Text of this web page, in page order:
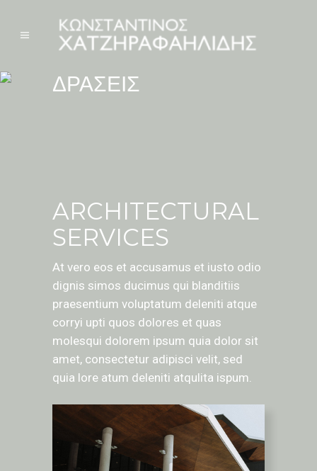
ΔΡΑΣΕΙΣ
ARCHITECTURAL
SERVICES
At vero eos et accusamus et iusto odio
dignis simos ducimus qui blanditiis
praesentium voluptatum deleniti atque
corryi upti quos dolores et quas
molesqui dolorem ipsum quia dolor sit
amet, consectetur adipisci velit, sed
quia lore atum deleniti atqulita ispum.